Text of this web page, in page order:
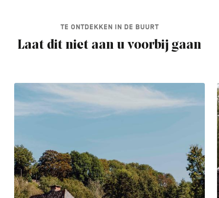
TE ONTDEKKEN IN DE BUURT
Laat dit niet aan u voorbij gaan